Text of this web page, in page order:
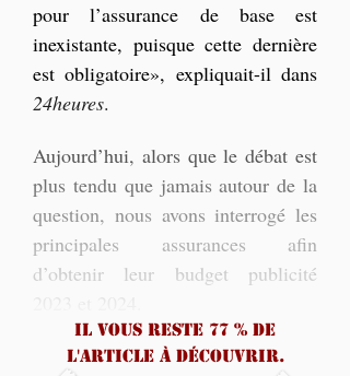
pour l’assurance de base est
inexistante, puisque cette dernière
24heures.
Aujourd’hui, alors que le débat est
plus tendu que jamais autour de la
question, nous avons interrogé les
principales assurances afin
d’obtenir leur budget publicité
Il vous reste 77 % de
l'article à découvrir.